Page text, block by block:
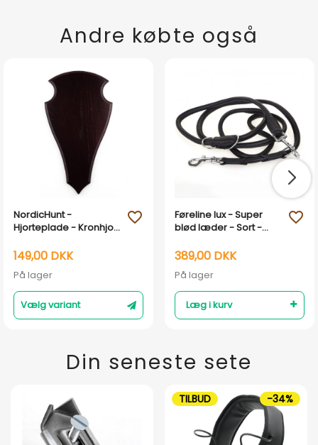
Andre købte også
NordicHunt -
Hjorteplade - Kronhjort
149,00 DKK
På lager
Vælg variant
favorite_outline
Føreline lux - Super
blød læder - Sort -
389,00 DKK
På lager
Læg i kurv
favorite_outline
Din seneste sete
TILBUD -34%